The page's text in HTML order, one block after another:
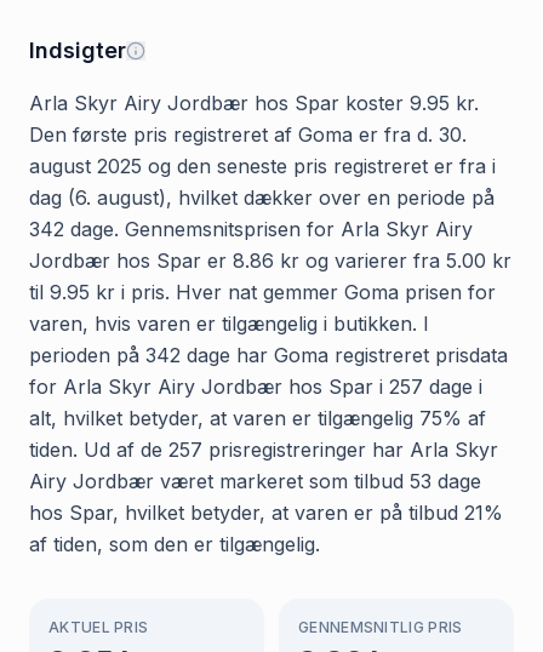
Indsigter
Arla Skyr Airy Jordbær hos Spar koster 9.95 kr.
Den første pris registreret af Goma er fra d. 30.
august 2025 og den seneste pris registreret er fra i
dag (6. august), hvilket dækker over en periode på
342 dage. Gennemsnitsprisen for Arla Skyr Airy
Jordbær hos Spar er 8.86 kr og varierer fra 5.00 kr
til 9.95 kr i pris. Hver nat gemmer Goma prisen for
varen, hvis varen er tilgængelig i butikken. I
perioden på 342 dage har Goma registreret prisdata
for Arla Skyr Airy Jordbær hos Spar i 257 dage i
alt, hvilket betyder, at varen er tilgængelig 75% af
tiden. Ud af de 257 prisregistreringer har Arla Skyr
Airy Jordbær været markeret som tilbud 53 dage
hos Spar, hvilket betyder, at varen er på tilbud 21%
af tiden, som den er tilgængelig.
AKTUEL PRIS GENNEMSNITLIG PRIS